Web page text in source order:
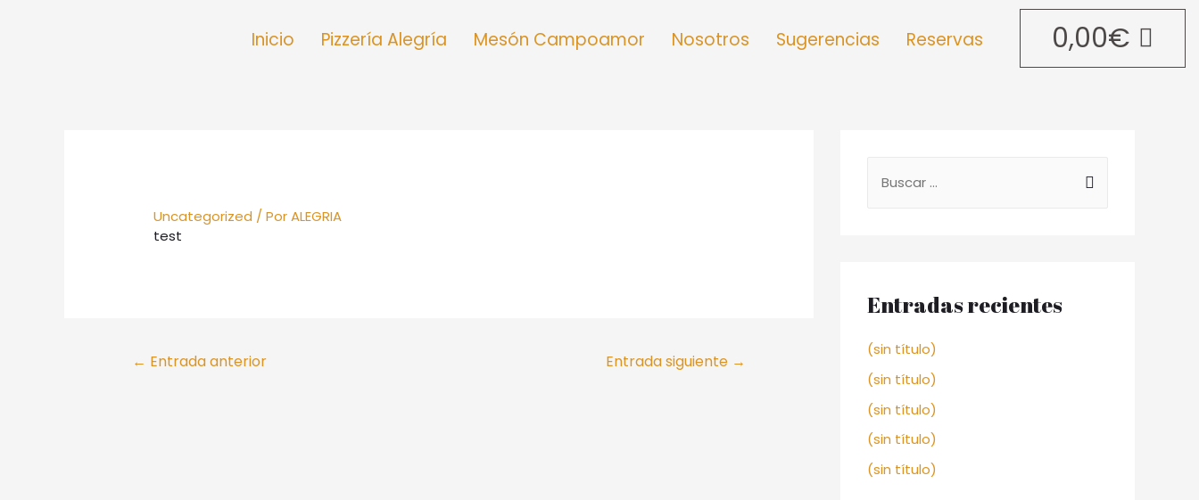
Inicio Pizzería Alegría Mesón Campoamor Nosotros Sugerencias Reservas 0,00€
Uncategorized / PorALEGRIA
test
← Entrada anterior Entrada siguiente →
Entradas recientes
(sin título)
(sin título)
(sin título)
(sin título)
(sin título)